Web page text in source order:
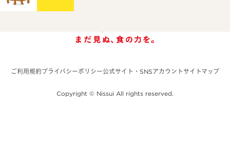
ご利用規約プライバシーポリシー公式サイト・SNSアカウント サイトマップ
Copyright © Nissui All rights reserved.